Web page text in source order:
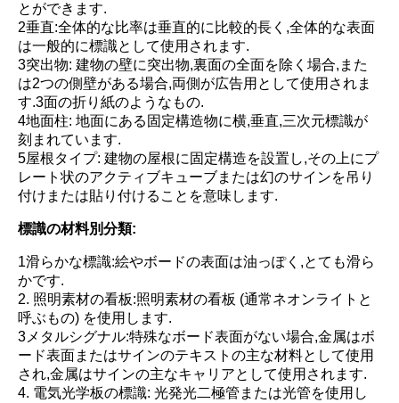
とができます.
2垂直:全体的な比率は垂直的に比較的長く,全体的な表面
は一般的に標識として使用されます.
3突出物: 建物の壁に突出物,裏面の全面を除く場合,また
は2つの側壁がある場合,両側が広告用として使用されま
す.3面の折り紙のようなもの.
4地面柱: 地面にある固定構造物に横,垂直,三次元標識が
刻まれています.
5屋根タイプ: 建物の屋根に固定構造を設置し,その上にプ
レート状のアクティブキューブまたは幻のサインを吊り
付けまたは貼り付けることを意味します.
標識の材料別分類:
1滑らかな標識:絵やボードの表面は油っぽく,とても滑ら
かです.
2. 照明素材の看板:照明素材の看板 (通常ネオンライトと
呼ぶもの) を使用します.
3メタルシグナル:特殊なボード表面がない場合,金属はボ
ード表面またはサインのテキストの主な材料として使用
され,金属はサインの主なキャリアとして使用されます.
4. 電気光学板の標識: 光発光二極管または光管を使用し